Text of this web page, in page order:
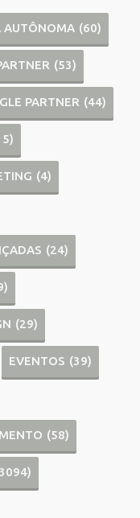
AUTÔNOMA (60)
(53)
PARTNER (44)
(4)
(24)
(29)
EVENTOS (39)
(58)